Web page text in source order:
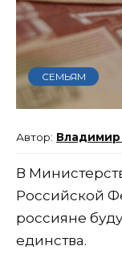
СЕМЬЯМ
Владимир
В
Российской
россияне
единства.